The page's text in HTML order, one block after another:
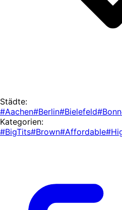
Städte:
#Aachen#Berlin#Bielefeld#Bonn
Kategorien:
#BigTits#Brown#Affordable